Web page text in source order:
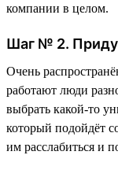
компании в целом.
Шаг № 2.
Очень
работают люди
выбрать какой-то
который подойдёт
им расслабиться и